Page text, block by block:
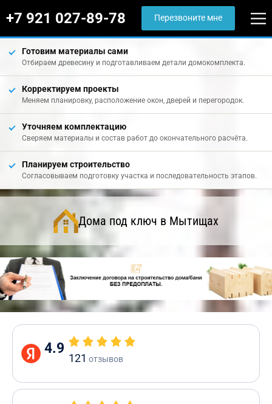
+7 921 027-89-78 Перезвоните мне
Готовим материалы сами
Отбираем древесину и подготавливаем детали домокомплекта.
Корректируем проекты
Меняем планировку, расположение окон, дверей и перегородок.
Уточняем комплектацию
Сверяем материалы и состав работ до окончательного расчёта.
Планируем строительство
Согласовываем подготовку участка и последовательность этапов.
Дома под ключ в Мытищах
4.9
121 отзывов